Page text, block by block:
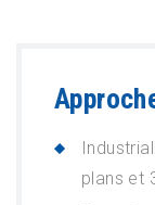
plans et